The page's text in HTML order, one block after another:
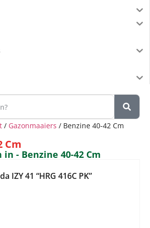
/ Gazonmaaiers / Benzine 40-42 Cm
Cm
- Benzine 40-42 Cm
IZY 41 “HRG 416C PK”